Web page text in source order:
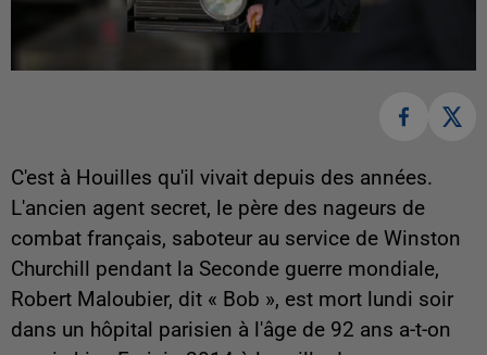
C'est à Houilles qu'il vivait depuis des années.
L'ancien agent secret, le père des nageurs de
combat français, saboteur au service de Winston
Churchill pendant la Seconde guerre mondiale,
Robert Maloubier, dit « Bob », est mort lundi soir
dans un hôpital parisien à l'âge de 92 ans a-t-on